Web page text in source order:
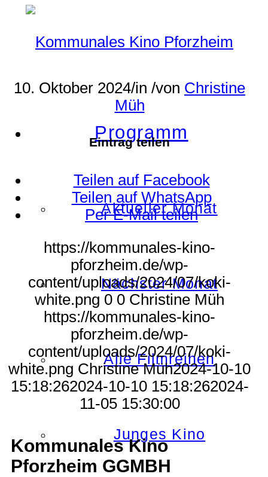
Programm
Aktueller Monat
Nächster Monat
Alle Filmreihen
Junges Kino
10. Oktober 2024/in /von Christine
Müh
Eintrag teilen
Teilen auf Facebook
Teilen auf WhatsApp
Per E-Mail teilen
https://kommunales-kino-
pforzheim.de/wp-
content/uploads/2024/07/koki-
white.png 0 0 Christine Müh
https://kommunales-kino-
pforzheim.de/wp-
content/uploads/2024/07/koki-
white.png Christine Müh2024-10-10
15:18:262024-10-10 15:18:262024-
11-05 15:30:00
Kommunales Kino
Pforzheim GGMBH